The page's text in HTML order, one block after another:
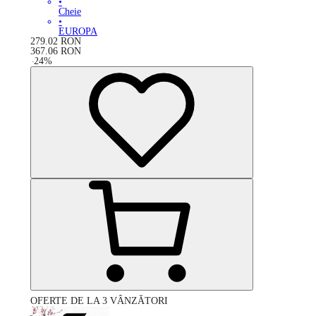
Cheie
•
EUROPA
279.02 RON
367.06 RON
-24%
OFERTE DE LA 3 VÂNZĂTORI